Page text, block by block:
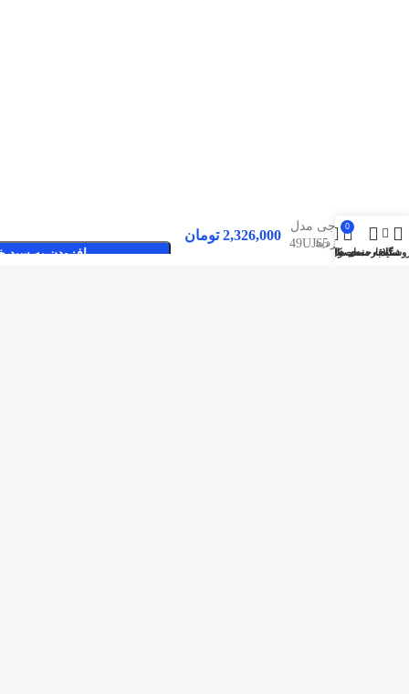
صفحات پربازدید
جی مدل
49UJ65 ,
49UJ670V
2,326,000 تومان
افزودن به سبد سایدبار
علاقه مندی ها
0
محصول
حساب کاربری من